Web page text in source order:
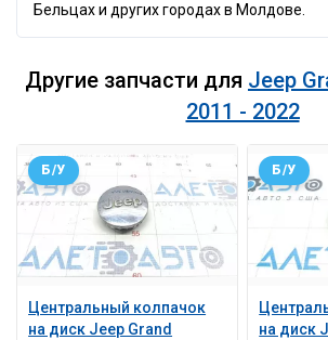
Бельцах и других городах в Молдове.
Другие запчасти для Jeep
2011 - 2022
Центральный колпачок
на диск Jeep Grand
Б/У
на диск
Б/У